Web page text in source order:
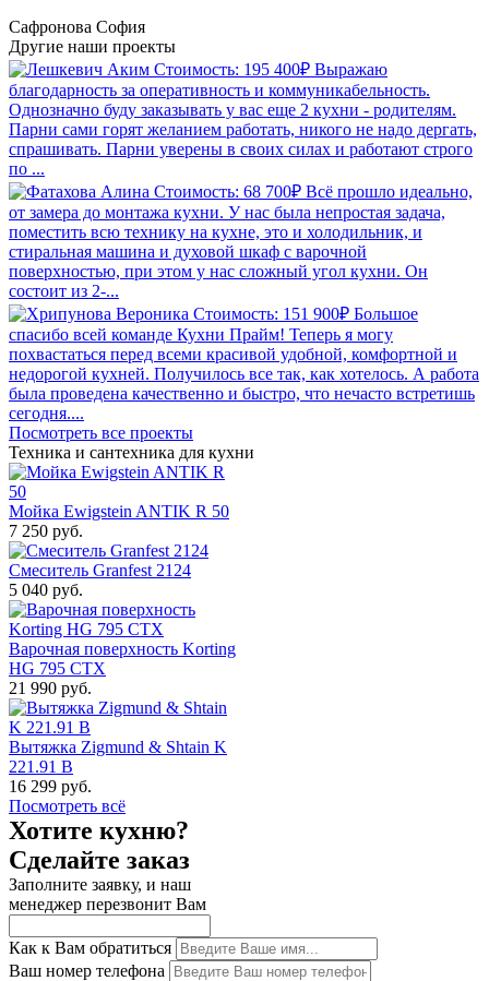
Сафронова София
Другие наши проекты
Стоимость: 195 400₽ Выражаю
благодарность за оперативность и коммуникабельность.
Однозначно буду заказывать у вас еще 2 кухни - родителям.
Парни сами горят желанием работать, никого не надо дергать,
спрашивать. Парни уверены в своих силах и работают строго
по ...
Стоимость: 68 700₽ Всё прошло идеально,
от замера до монтажа кухни. У нас была непростая задача,
поместить всю технику на кухне, это и холодильник, и
стиральная машина и духовой шкаф с варочной
поверхностью, при этом у нас сложный угол кухни. Он
состоит из 2-...
Стоимость: 151 900₽ Большое
спасибо всей команде Кухни Прайм! Теперь я могу
похвастаться перед всеми красивой удобной, комфортной и
недорогой кухней. Получилось все так, как хотелось. А работа
была проведена качественно и быстро, что нечасто встретишь
сегодня....
Посмотреть все проекты
Техника и сантехника для кухни
Мойка Ewigstein ANTIK R 50
7 250 руб.
Смеситель Granfest 2124
5 040 руб.
Варочная поверхность Korting
HG 795 CTX
21 990 руб.
Вытяжка Zigmund & Shtain K
221.91 B
16 299 руб.
Посмотреть всё
Хотите кухню?
Сделайте заказ
Заполните заявку, и наш
менеджер перезвонит Вам
Как к Вам обратиться
Ваш номер телефона